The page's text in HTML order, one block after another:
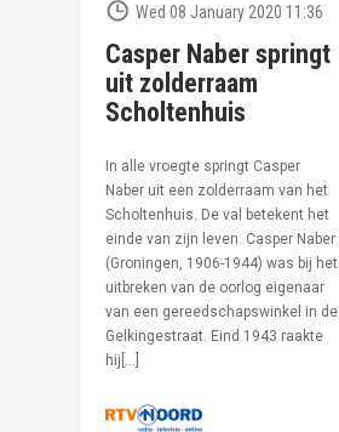
Wed 08 January 2020 11:36
Casper Naber springt
uit zolderraam
Scholtenhuis
In alle vroegte springt Casper
Naber uit een zolderraam van het
Scholtenhuis. De val betekent het
einde van zijn leven. Casper Naber
(Groningen, 1906-1944) was bij het
uitbreken van de oorlog eigenaar
van een gereedschapswinkel in de
Gelkingestraat. Eind 1943 raakte
hij[…]